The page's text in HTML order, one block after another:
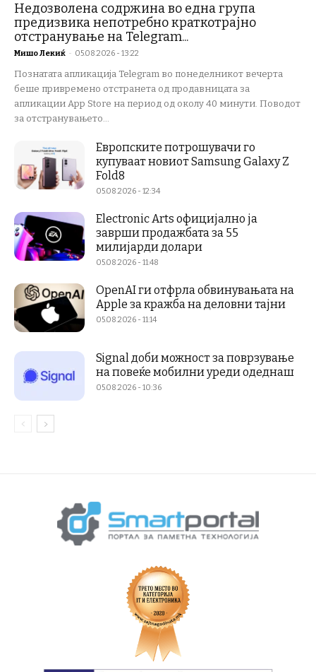
Недозволена содржина во една група
предизвика непотребно краткотрајно
отстранување на Telegram...
Мишо Лекиќ - 05.08.2026 - 13:22
Познатата апликација Telegram во понеделникот вечерта
беше привремено отстранета од продавницата за
апликации App Store на период од околу 40 минути. Поводот
за отстранувањето...
Европските потрошувачи го
купуваат новиот Samsung Galaxy Z
Fold8
05.08.2026 - 12:34
Electronic Arts официјално ја
заврши продажбата за 55
милијарди долари
05.08.2026 - 11:48
OpenAI ги отфрла обвинувањата на
Apple за кражба на деловни тајни
05.08.2026 - 11:14
Signal доби можност за поврзување
на повеќе мобилни уреди одеднаш
05.08.2026 - 10:36